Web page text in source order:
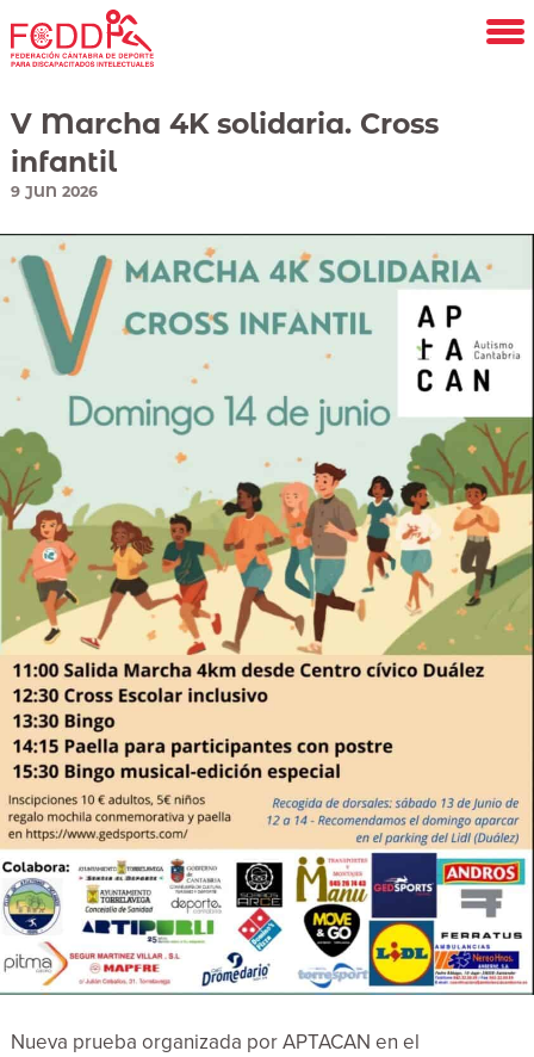
Saltar
al
principal
V Marcha 4K solidaria. Cross
infantil
9 JUN 2026
Nueva prueba organizada por APTACAN en el